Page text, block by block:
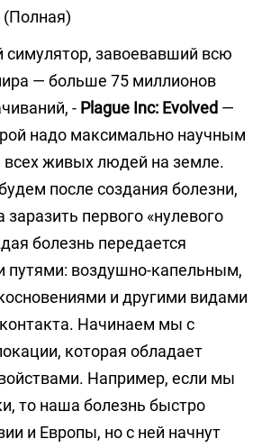
(Полная)
симулятор, завоевавший всю
— больше 75 миллионов
- Plague Inc: Evolved —
надо максимально научным
всех живых людей на земле.
после создания болезни,
первого «нулевого
болезнь передается
путями: воздушно-капельным,
и другими видами
Начинаем мы с
которая обладает
Например, если мы
то наша болезнь быстро
и Европы, но с ней начнут